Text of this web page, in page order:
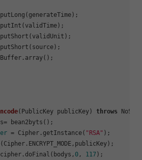
(PublicKey publicKey) throws
bean2byts();
= Cipher.getInstance( "RSA" );
0 , 117 );